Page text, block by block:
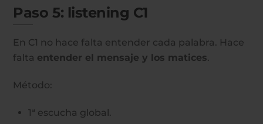
Paso 5: listening C1
En C1 no hace falta entender cada palabra. Hace
falta entender el mensaje y los matices.
Método:
1ª escucha global.